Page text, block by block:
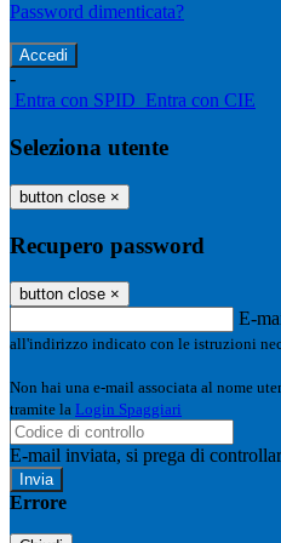
Password dimenticata?
-
Entra con SPID Entra con CIE
Seleziona utente
button close ×
Recupero password
button close ×
E-
all'indirizzo indicato con le istruzioni
Non hai una e-mail associata al nome
tramite la Login Spaggiari
E-mail inviata, si prega di
Errore